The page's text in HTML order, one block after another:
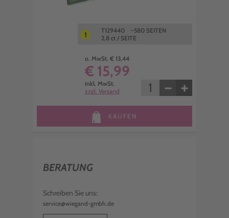
1
T129440 ~580 SEITEN
2,8 ct / SEITE
o. MwSt. € 13,44
€ 15,99
inkl. MwSt.
zzgl. Versand
− +
KAUFEN
BERATUNG
Schreiben Sie uns:
service@wiegand-gmbh.de